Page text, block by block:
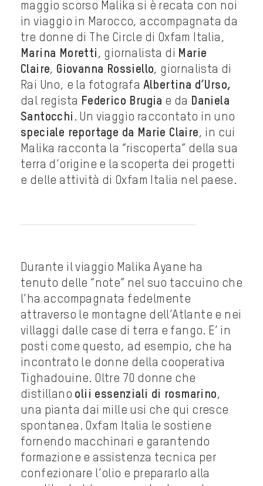
maggio scorso Malika si è recata con noi
in viaggio in Marocco, accompagnata da
tre donne di The Circle di Oxfam Italia,
Marina Moretti , giornalista di Marie
Claire, Giovanna Rossiello, giornalista di
Rai Uno, e la fotografa Albertina d’Urso,
dal regista Federico Brugia e da Daniela
Santocchi . Un viaggio raccontato in uno
speciale reportage da Marie Claire, in cui
Malika racconta la “riscoperta” della sua
terra d’origine e la scoperta dei progetti
e delle attività di Oxfam Italia nel paese.
Durante il viaggio Malika Ayane ha
tenuto delle “note” nel suo taccuino che
l’ha accompagnata fedelmente
attraverso le montagne dell’Atlante e nei
villaggi dalle case di terra e fango. E’ in
posti come questo, ad esempio, che ha
incontrato le donne della cooperativa
Tighadouine. Oltre 70 donne che
distillano olii essenziali di rosmarino,
una pianta dai mille usi che qui cresce
spontanea. Oxfam Italia le sostiene
fornendo macchinari e garantendo
formazione e assistenza tecnica per
confezionare l’olio e prepararlo alla